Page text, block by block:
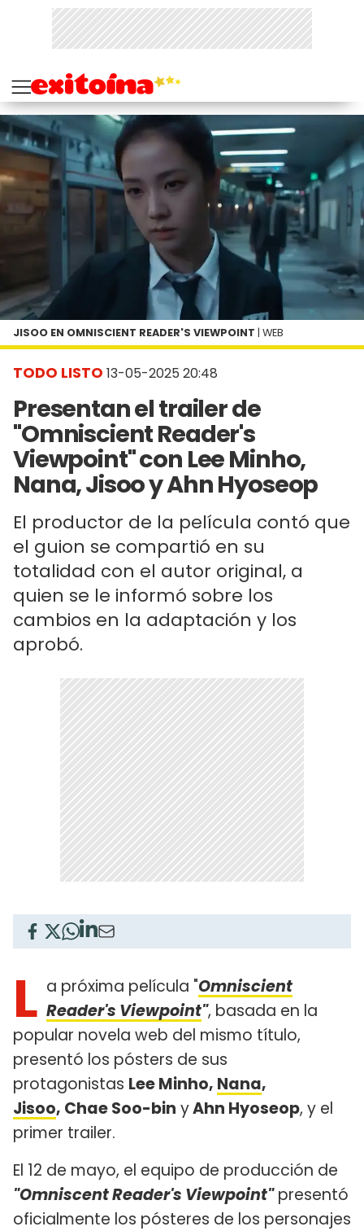
TODO LISTO 13-05-2025 20:48
Presentan el trailer de
"Omniscient Reader's
Viewpoint" con Lee Minho,
Nana, Jisoo y Ahn Hyoseop
El productor de la película contó que
el guion se compartió en su
totalidad con el autor original, a
quien se le informó sobre los
cambios en la adaptación y los
aprobó.
JISOO EN OMNISCIENT READER'S VIEWPOINT | WEB
L a próxima película "Omniscient
Reader's Viewpoint", basada en la
popular novela web del mismo título,
presentó los pósters de sus
protagonistas Lee Minho, Nana,
Jisoo, Chae Soo-bin yAhn Hyoseop, y el
primer trailer.
El 12 de mayo, el equipo de producción de
"Omniscent Reader's Viewpoint"presentó
oficialmente los pósteres de los personajes